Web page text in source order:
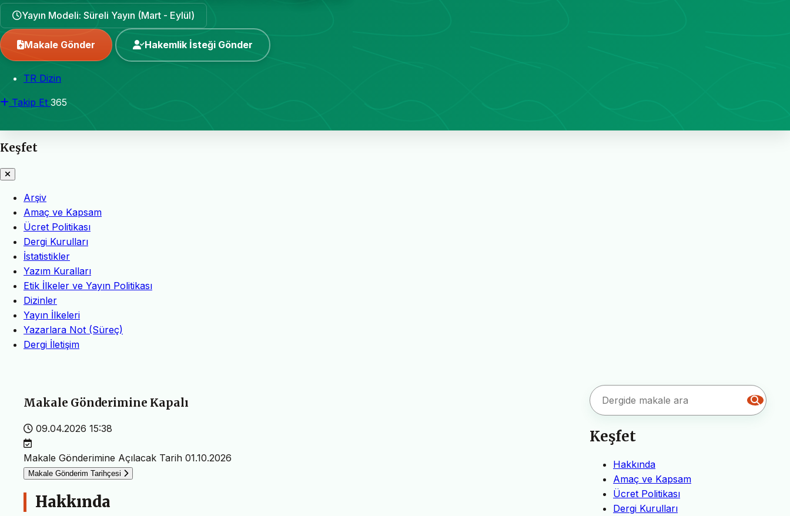
Yayın Modeli: Süreli Yayın (Mart - Eylül)
Makale Gönder Hakemlik İsteği Gönder
TR Dizin
Takip Et 365
Keşfet
Arşiv
Amaç ve Kapsam
Ücret Politikası
Dergi Kurulları
İstatistikler
Yazım Kuralları
Etik İlkeler ve Yayın Politikası
Dizinler
Yayın İlkeleri
Yazarlara Not (Süreç)
Dergi İletişim
Makale Gönderimine Kapalı
09.04.2026 15:38
Makale Gönderimine Açılacak Tarih 01.10.2026
Makale Gönderim Tarihçesi
Hakkında
Keşfet
Hakkında
Amaç ve Kapsam
Ücret Politikası
Dergi Kurulları